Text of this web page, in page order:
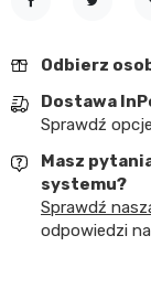
Odbierz
Dostawa
Sprawdź
Masz
systemu?
Sprawdź
odpowiedzi